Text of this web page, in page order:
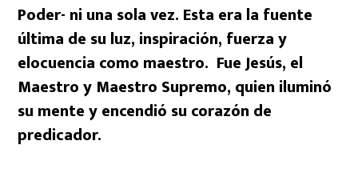
Poder- ni una sola vez. Esta era la fuente
última de su luz, inspiración, fuerza y
elocuencia como maestro. Fue Jesús, el
Maestro y Maestro Supremo, quien iluminó
su mente y encendió su corazón de
predicador.